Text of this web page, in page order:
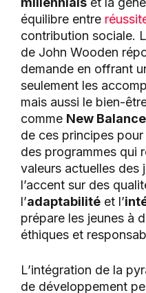
équilibre entre
contribution sociale.
de John Wooden
demande en offrant
seulement les
mais aussi le bien-
comme New Balance
de ces principes
des programmes qui
valeurs actuelles des
l’accent sur des
l’adaptabilité et l’
prépare les jeunes à
éthiques et
L’intégration de la
de développement